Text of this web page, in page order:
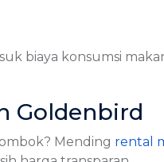
biaya konsumsi
Goldenbird
Mending rental